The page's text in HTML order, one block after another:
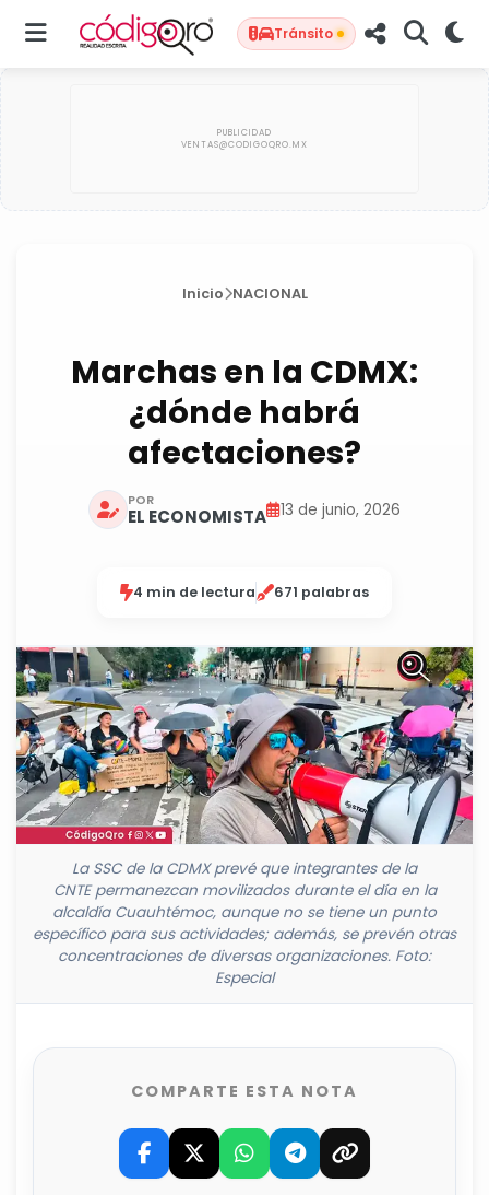
Tránsito
Inicio NACIONAL
Marchas en la CDMX:
¿dónde habrá
afectaciones?
POR
EL ECONOMISTA 13 de junio, 2026
4 min de lectura 671 palabras
La SSC de la CDMX prevé que integrantes de la
CNTE permanezcan movilizados durante el día en la
alcaldía Cuauhtémoc, aunque no se tiene un punto
específico para sus actividades; además, se prevén otras
concentraciones de diversas organizaciones. Foto:
Especial
COMPARTE ESTA NOTA